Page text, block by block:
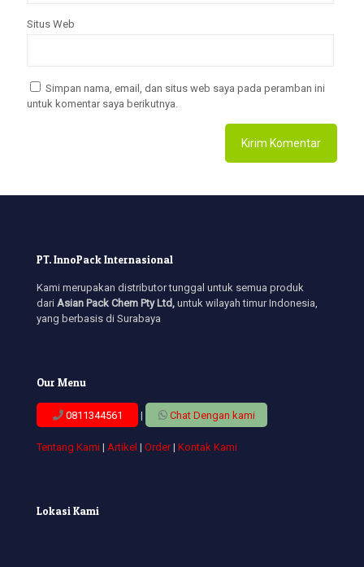
Situs Web
Simpan nama, email, dan situs web saya pada peramban ini
untuk komentar saya berikutnya.
PT. InnoPack Internasional
Kami merupakan distributor tunggal untuk semua produk
dari Asian Pack Chem Pty Ltd, untuk wilayah timur Indonesia,
yang berbasis di Surabaya
Our Menu
0811344561 | Chat Dengan kami
Tentang Kami | Artikel | Order| Kontak Kami
Lokasi Kami